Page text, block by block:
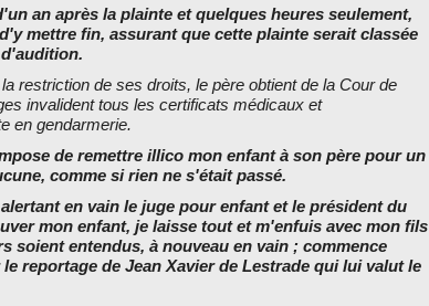
an après la plainte et quelques heures seulement,
mettre fin, assurant que cette plainte serait classée
restriction de ses droits, le père obtient de la Cour de
invalident tous les certificats médicaux et
en gendarmerie.
de remettre illico mon enfant à son père pour un
comme si rien ne s'était passé.
en vain le juge pour enfant et le président du
mon enfant, je laisse tout et m'enfuis avec mon fils
soient entendus, à nouveau en vain ; commence
reportage de Jean Xavier de Lestrade qui lui valut le